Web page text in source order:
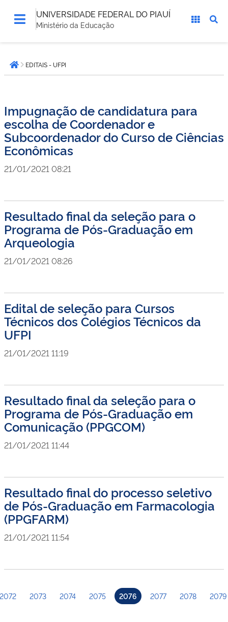
UNIVERSIDADE FEDERAL DO PIAUÍ
Ministério da Educação
está
aqui:Página inicial
EDITAIS - UFPI
Impugnação de candidatura para
escolha de Coordenador e
Subcoordenador do Curso de Ciências
Econômicas
21/01/2021 08:21
Resultado final da seleção para o
Programa de Pós-Graduação em
Arqueologia
21/01/2021 08:26
Edital de seleção para Cursos
Técnicos dos Colégios Técnicos da
UFPI
21/01/2021 11:19
Resultado final da seleção para o
Programa de Pós-Graduação em
Comunicação (PPGCOM)
21/01/2021 11:44
Resultado final do processo seletivo
de Pós-Graduação em Farmacologia
(PPGFARM)
21/01/2021 11:54
2073 2074 2075 2076 2077 2078 2079